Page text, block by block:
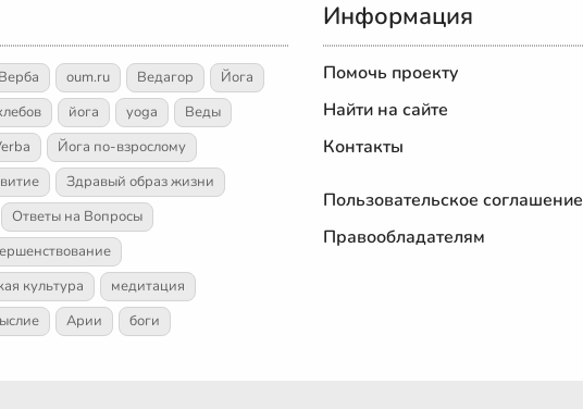
oum.ru Ведагор
Йога
йога yoga
Веды
Йога по-взрослому
Здравый образ жизни
Ответы на Вопросы
культура
медитация
Арии боги
Информация
Помочь проекту
Найти на сайте
Контакты
Пользовательское соглашение
Правообладателям